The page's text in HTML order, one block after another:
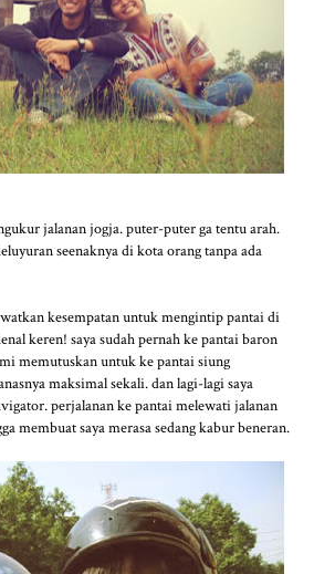
jalanan jogja. puter-puter ga tentu arah.
seenaknya di kota orang tanpa ada
kesempatan untuk mengintip pantai di
keren! saya sudah pernah ke pantai baron
memutuskan untuk ke pantai siung
maksimal sekali. dan lagi-lagi saya
perjalanan ke pantai melewati jalanan
membuat saya merasa sedang kabur beneran.